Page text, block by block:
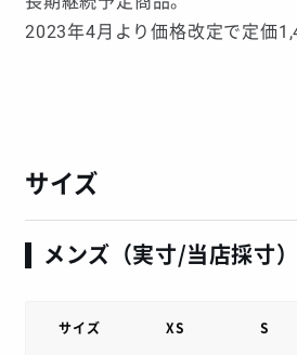
2023年4月より価格改定で定価
サイズ
メンズ（実寸/当店採寸
サイズ XS S